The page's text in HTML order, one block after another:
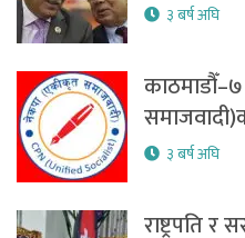
३ बर्ष अघि
३ बर्ष अघि
राष्ट्रपति र